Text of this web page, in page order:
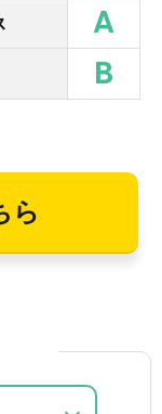
A
B
ら